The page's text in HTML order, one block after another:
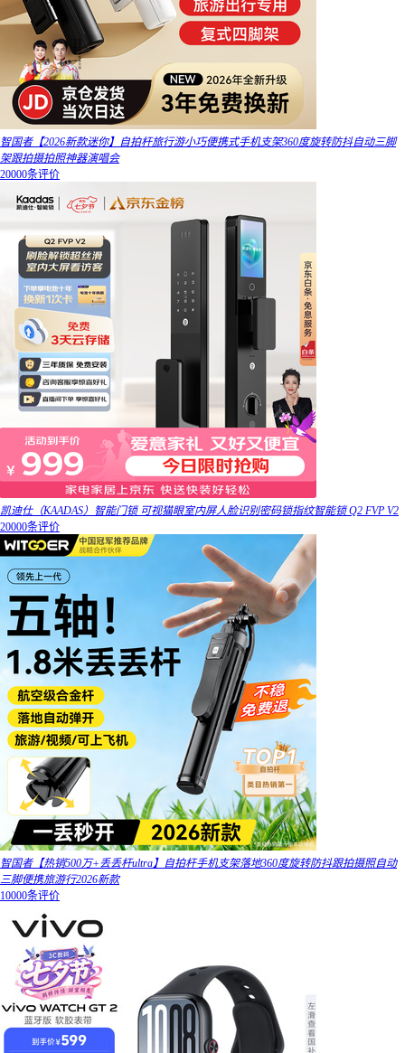
智国者【2026新款迷你】自拍杆旅行游小巧便携式手机支架360度旋转防抖自动三脚
架跟拍摄拍照神器演唱会
20000条评价
凯迪仕（KAADAS）智能门锁 可视猫眼室内屏人脸识别密码锁指纹智能锁 Q2 FVP V2
20000条评价
智国者【热销500万+丢丢杆ultra】自拍杆手机支架落地360度旋转防抖跟拍摄照自动
三脚便携旅游行2026新款
10000条评价